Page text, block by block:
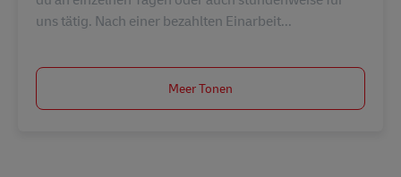
uns tätig. Nach einer bezahlten Einarbeit...
Meer Tonen